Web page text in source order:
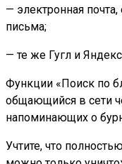
— электронная
письма;
— те же Гугл и
Функции «Поиск по
общающийся в сети
напоминающих о
Учтите, что